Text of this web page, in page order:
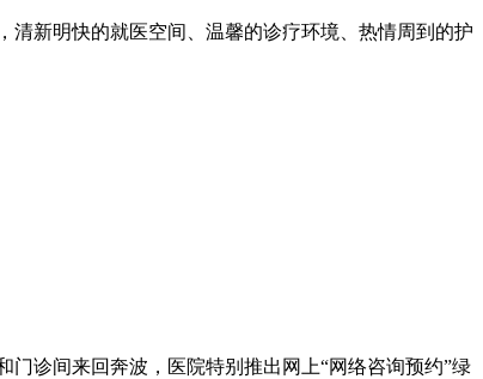
新明快的就医空间、温馨的诊疗环境、热情周到的护
诊间来回奔波，医院特别推出网上“网络咨询预约”绿